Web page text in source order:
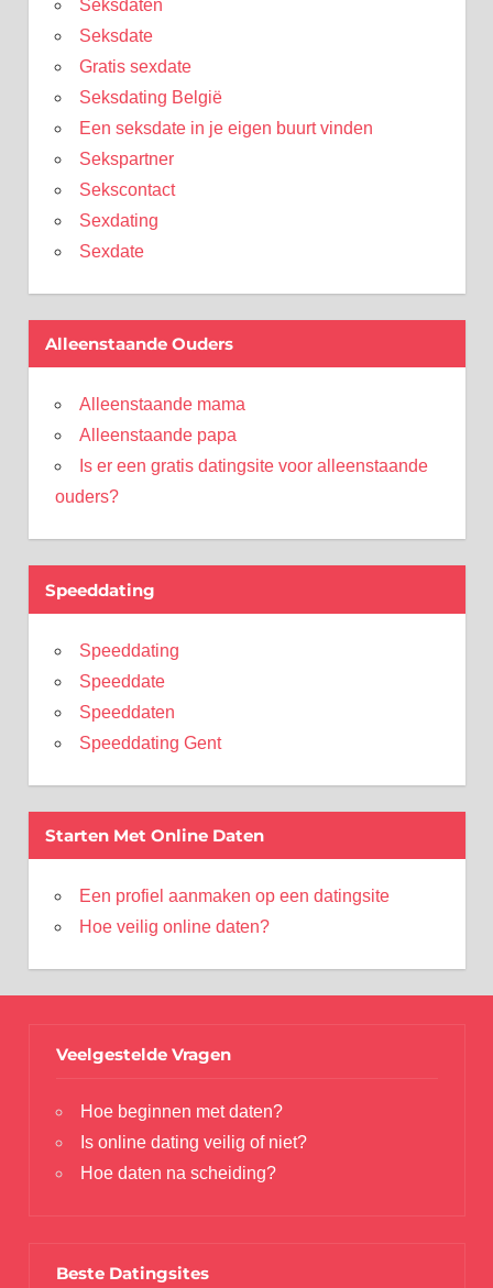
Seksdaten
Seksdate
Gratis sexdate
Seksdating België
Een seksdate in je eigen buurt vinden
Sekspartner
Sekscontact
Sexdating
Sexdate
Alleenstaande Ouders
Alleenstaande mama
Alleenstaande papa
Is er een gratis datingsite voor alleenstaande
ouders?
Speeddating
Speeddating
Speeddate
Speeddaten
Speeddating Gent
Starten Met Online Daten
Een profiel aanmaken op een datingsite
Hoe veilig online daten?
Veelgestelde Vragen
Hoe beginnen met daten?
Is online dating veilig of niet?
Hoe daten na scheiding?
Beste Datingsites